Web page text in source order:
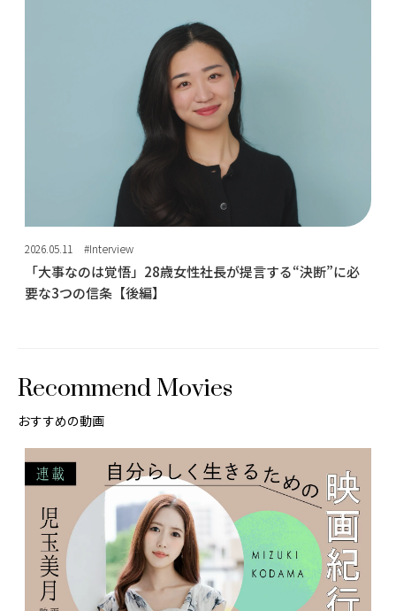
2026.05.11 #Interview
「大事なのは覚悟」28歳女性社長が提言する“決断”に必
要な3つの信条【後編】
Recommend Movies
おすすめの動画